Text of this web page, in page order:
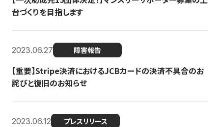
台づくりを目指します
2023.06.27 障害報告
【重要】Stripe決済におけるJCBカードの決済不具合のお
詫びと復旧のお知らせ
2023.06.12 プレスリリース